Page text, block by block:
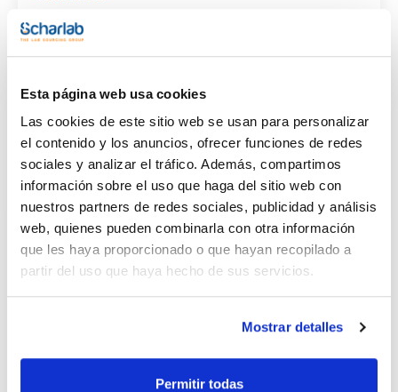
Esta página web usa cookies
Las cookies de este sitio web se usan para personalizar
el contenido y los anuncios, ofrecer funciones de redes
sociales y analizar el tráfico. Además, compartimos
información sobre el uso que haga del sitio web con
nuestros partners de redes sociales, publicidad y análisis
web, quienes pueden combinarla con otra información
que les haya proporcionado o que hayan recopilado a
partir del uso que haya hecho de sus servicios.
Mostrar detalles
Permitir todas
Acetone
Ampoule(1)
Volumen
Disolvente Envase Volumen
Precio
Comprar